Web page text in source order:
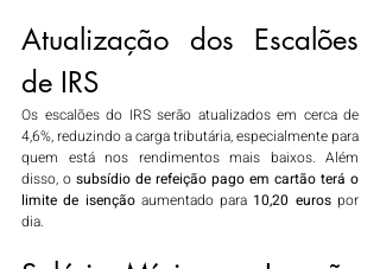
Atualização dos Escalões
de IRS
Os escalões do IRS serão atualizados em cerca de
4,6%, reduzindo a carga tributária, especialmente para
quem está nos rendimentos mais baixos. Além
disso, o subsídio de refeição pago em cartão terá o
limite de isenção aumentado para 10,20 euros por
dia.